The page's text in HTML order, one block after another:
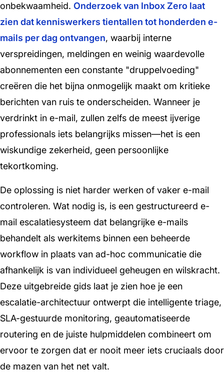
onbekwaamheid. Onderzoek van Inbox Zero laat
zien dat kenniswerkers tientallen tot honderden e-
mails per dag ontvangen, waarbij interne
verspreidingen, meldingen en weinig waardevolle
abonnementen een constante "druppelvoeding"
creëren die het bijna onmogelijk maakt om kritieke
berichten van ruis te onderscheiden. Wanneer je
verdrinkt in e-mail, zullen zelfs de meest ijverige
professionals iets belangrijks missen—het is een
wiskundige zekerheid, geen persoonlijke
tekortkoming.
De oplossing is niet harder werken of vaker e-mail
controleren. Wat nodig is, is een gestructureerd e-
mail escalatiesysteem dat belangrijke e-mails
behandelt als werkitems binnen een beheerde
workflow in plaats van ad-hoc communicatie die
afhankelijk is van individueel geheugen en wilskracht.
Deze uitgebreide gids laat je zien hoe je een
escalatie-architectuur ontwerpt die intelligente triage,
SLA-gestuurde monitoring, geautomatiseerde
routering en de juiste hulpmiddelen combineert om
ervoor te zorgen dat er nooit meer iets cruciaals door
de mazen van het net valt.